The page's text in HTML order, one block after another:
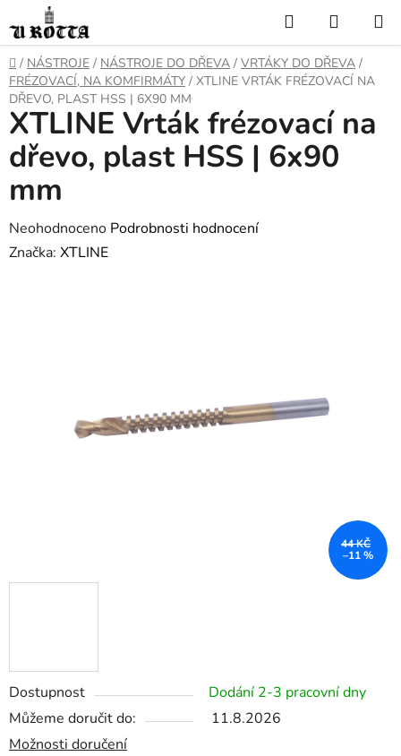
na
obsah
Hledat
KOŠÍK
DOMŮ
/ NÁSTROJE / NÁSTROJE DO DŘEVA / VRTÁKY DO DŘEVA /
FRÉZOVACÍ, NA KOMFIRMÁTY / XTLINE VRTÁK FRÉZOVACÍ NA
DŘEVO, PLAST HSS | 6X90 MM
Dostupnost
Dodání 2-3 pracovní dny
Můžeme doručit do:
11.8.2026
Možnosti doručení
XTLINE Vrták frézovací na
dřevo, plast HSS | 6x90
mm
Průměrné
hodnocení
Neohodnoceno Podrobnosti hodnocení
Značka: XTLINE
44 KČ
–11 %